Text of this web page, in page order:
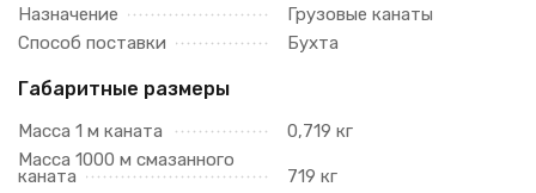
Назначение
Грузовые канаты
Способ поставки
Бухта
Габаритные размеры
Масса 1 м каната
0,719 кг
Масса 1000 м смазанного
каната 719 кг